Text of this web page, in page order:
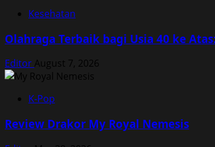
Kesehatan
Olahraga Terbaik bagi Usia 40 ke
Editor August 7, 2026
K-Pop
Review Drakor My Royal Nemesis